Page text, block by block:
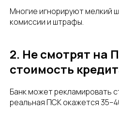
Многие игнорируют мелкий
комиссии и штрафы.
2. Не смотрят на
стоимость
Банк может рекламировать
реальная ПСК окажется